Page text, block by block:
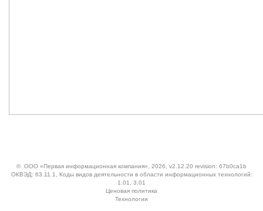
© ООО «Первая информационная компания» , 2026, v2.12.20 revision: 67b0ca1b
ОКВЭД: 63.11.1, Коды видов деятельности в области информационных технологий:
1.01, 3.01
Ценовая политика
Технологии